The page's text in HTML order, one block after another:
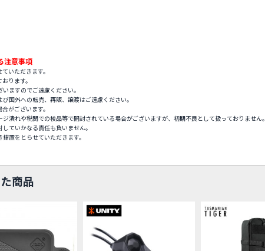
注意事項
いただきます。
ります。
ますのでご遠慮ください。
国外への転売、再販、譲渡はご遠慮ください。
がございます。
潰れや税関での検品等で開封されている場合がございますが、初期不良として扱っておりません。
ていかなる責任も負いません。
置をとらせていただきます。
商品